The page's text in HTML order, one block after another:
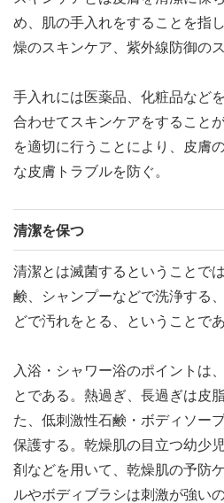
め、肌の手入れをすることを指
燥のスキンケア、紫外線防御の
手入れには医薬品、化粧品など
合わせてスキンケアをすること
を適切に行うことにより、皮膚
な皮膚トラブルを防ぐ。
清潔を保つ
清潔とは滅菌するということで
鹸、シャンプーなどで洗浄する
どで汚れをとる、ということであ
入浴・シャワー浴のポイントは
とである。熱過ぎ、長過ぎは皮
た、低刺激性石鹸・ボディソー
保護する。乾燥肌の目立つ幼少
剤などを用いて、乾燥肌の予防
ルやボディブラシは刺激が強い